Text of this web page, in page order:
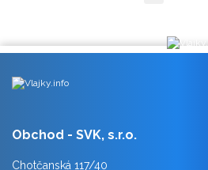
Obchod - SVK, s.r.o.
Chotčanská 117/40